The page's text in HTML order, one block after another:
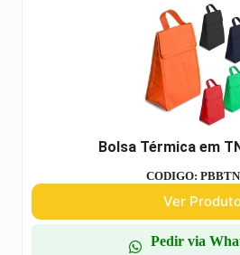
Bolsa Térmica em
CODIGO:
Ver
Pedir via